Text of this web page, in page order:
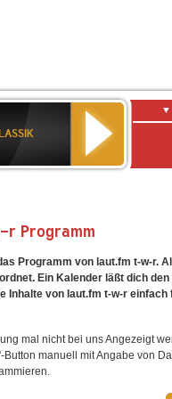
Programm
Programm von laut.fm t-w-r.
Ein Kalender läßt dich
Inhalte von laut.fm t-w-r
mal nicht bei uns Angezeigt
Button manuell mit Angabe von